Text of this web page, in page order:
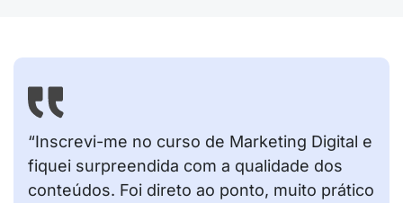
“Inscrevi-me no curso de Marketing Digital e
fiquei surpreendida com a qualidade dos
conteúdos. Foi direto ao ponto, muito prático